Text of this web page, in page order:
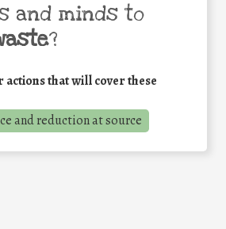
and minds to
?
actions that will cover these
and reduction at source